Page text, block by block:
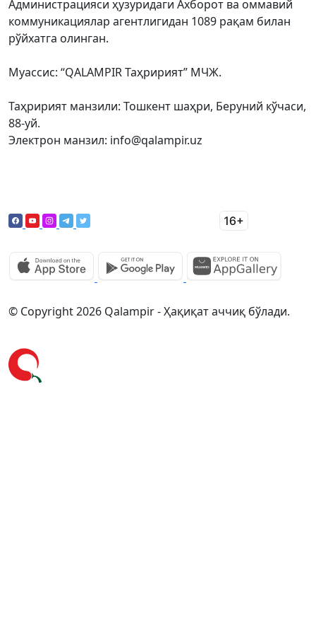
Администрацияси ҳузуридаги Ахборот ва оммавий
коммуникациялар агентлигидан 1089 рақам билан
рўйхатга олинган.
Муассис: “QALAMPIR Таҳририят” МЧЖ.
Таҳририят манзили: Тошкент шаҳри, Беруний кўчаси,
88-уй.
Электрон манзил: info@qalampir.uz
© Copyright 2026 Qalampir - Ҳақиқат аччиқ бўлади.